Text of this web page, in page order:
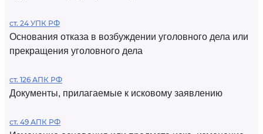
ст. 24 УПК РФ
Основания отказа в возбуждении уголовного дела или
прекращения уголовного дела
ст. 126 АПК РФ
Документы, прилагаемые к исковому заявлению
ст. 49 АПК РФ